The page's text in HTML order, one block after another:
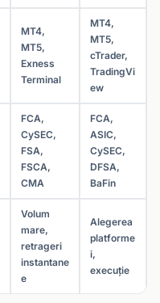
MT4,
MT5,
Exness
Terminal
MT4,
MT5,
cTrader,
TradingVi
ew
FCA,
CySEC,
FSA,
FSCA,
CMA
FCA,
ASIC,
CySEC,
DFSA,
BaFin
Volum
mare,
retrageri
instantane
e
Alegerea
platforme
i,
execuție